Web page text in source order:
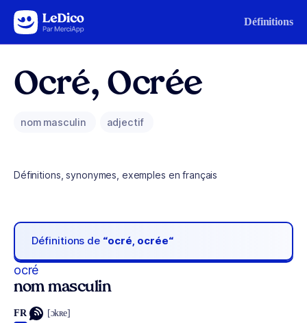
Aller au contenu Définitions
Ocré, Ocrée
nom masculin adjectif
Définitions, synonymes, exemples en français
Définitions de “ocré, ocrée“
ocré
nom masculin
FR [ɔkʀe]